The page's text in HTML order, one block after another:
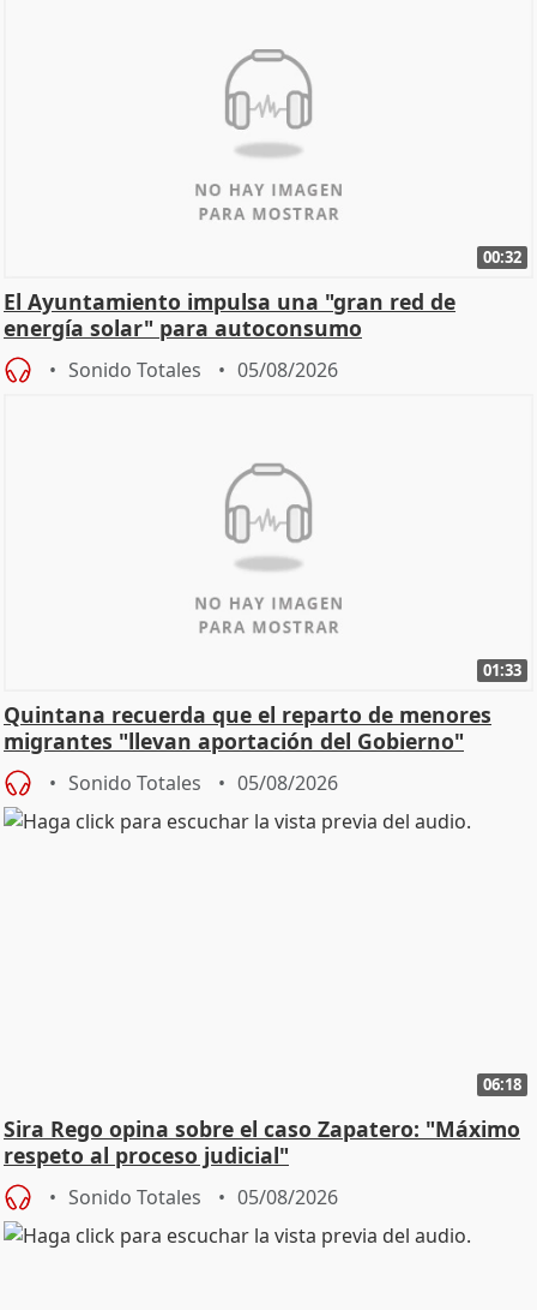
00:32
El Ayuntamiento impulsa una "gran red de
energía solar" para autoconsumo
Sonido Totales 05/08/2026
01:33
Quintana recuerda que el reparto de menores
migrantes "llevan aportación del Gobierno"
central
Sonido Totales 05/08/2026
06:18
Sira Rego opina sobre el caso Zapatero: "Máximo
respeto al proceso judicial"
Sonido Totales 05/08/2026